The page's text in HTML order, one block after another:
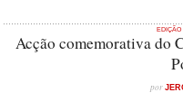
EDIÇÃO
Acção comemorativa do
por